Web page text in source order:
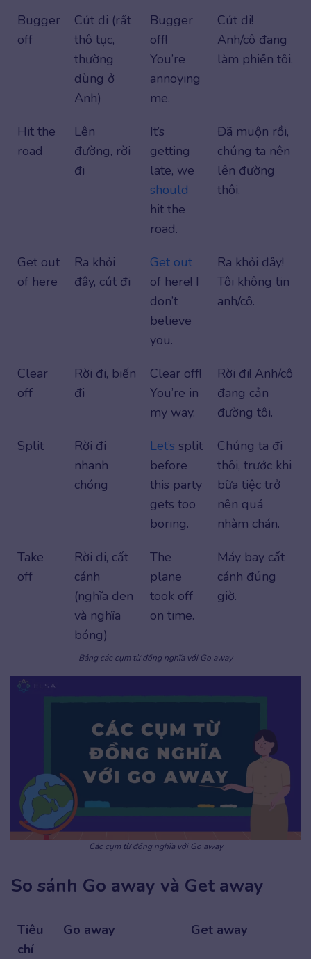
Bugger
off
Cút đi (rất
thô tục,
thường
dùng ở
Anh)
Bugger
off!
You’re
annoying
me.
Cút đi!
Anh/cô đang
làm phiền tôi.
Hit the
road
Lên
đường, rời
đi
It’s
getting
late, we
should
hit the
road.
Đã muộn rồi,
chúng ta nên
lên đường
thôi.
Get out
of here
Ra khỏi
đây, cút đi
Get out
of here! I
don’t
believe
you.
Ra khỏi đây!
Tôi không tin
anh/cô.
Clear
off
Rời đi, biến
đi
Clear off!
You’re in
my way.
Rời đi! Anh/cô
đang cản
đường tôi.
Split
Rời đi
nhanh
chóng
Let’s split
before
this party
gets too
boring.
Chúng ta đi
thôi, trước khi
bữa tiệc trở
nên quá
nhàm chán.
Take
off
Rời đi, cất
cánh
(nghĩa đen
và nghĩa
bóng)
The
plane
took off
on time.
Máy bay cất
cánh đúng
giờ.
Bảng các cụm từ đồng nghĩa với Go away
Các cụm từ đồng nghĩa với Go away
So sánh Go away và Get away
Tiêu
chí
Go away Get away